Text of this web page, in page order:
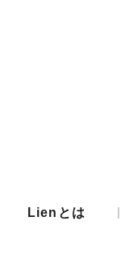
Lienとは |